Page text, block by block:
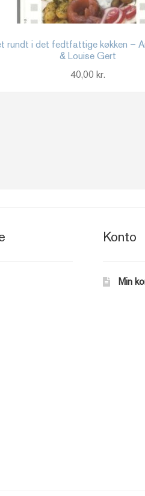
rundt i det fedtfattige køkken –
& Louise Gert
40,00 kr.
Konto
Min